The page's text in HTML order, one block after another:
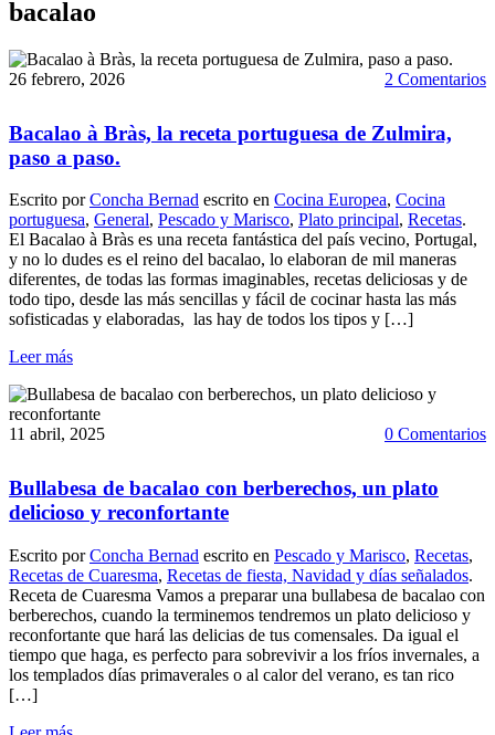
bacalao
26 febrero, 2026 2 Comentarios
Bacalao à Bràs, la receta portuguesa de Zulmira,
paso a paso.
Escrito porConcha Bernad escrito en Cocina Europea, Cocina
portuguesa, General, Pescado y Marisco, Plato principal, Recetas.
El Bacalao à Bràs es una receta fantástica del país vecino, Portugal,
y no lo dudes es el reino del bacalao, lo elaboran de mil maneras
diferentes, de todas las formas imaginables, recetas deliciosas y de
todo tipo, desde las más sencillas y fácil de cocinar hasta las más
sofisticadas y elaboradas, las hay de todos los tipos y […]
Leer más
11 abril, 2025 0 Comentarios
Bullabesa de bacalao con berberechos, un plato
delicioso y reconfortante
Escrito porConcha Bernad escrito en Pescado y Marisco, Recetas,
Recetas de Cuaresma, Recetas de fiesta, Navidad y días señalados.
Receta de Cuaresma Vamos a preparar una bullabesa de bacalao con
berberechos, cuando la terminemos tendremos un plato delicioso y
reconfortante que hará las delicias de tus comensales. Da igual el
tiempo que haga, es perfecto para sobrevivir a los fríos invernales, a
los templados días primaverales o al calor del verano, es tan rico
[…]